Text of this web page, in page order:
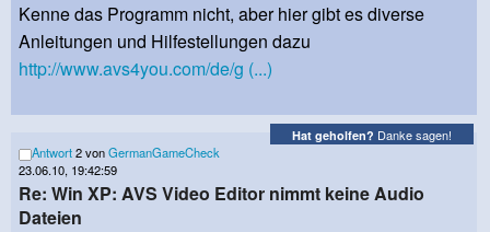
Kenne das Programm nicht, aber hier gibt es diverse
Anleitungen und Hilfestellungen dazu
http://www.avs4you.com/de/g (...)
Hat geholfen? Danke sagen!
Antwort2 vonGermanGameCheck
23.06.10, 19:42:59
Re: Win XP: AVS Video Editor nimmt keine Audio
Dateien